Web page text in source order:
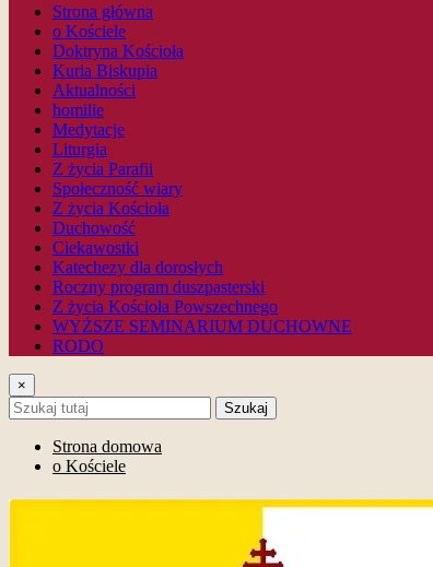
Strona główna
o Kościele
Doktryna Kościoła
Kuria Biskupia
Aktualności
homilie
Medytacje
Liturgia
Z życia Parafii
Społeczność wiary
Z życia Kościoła
Duchowość
Ciekawostki
Katechezy dla dorosłych
Roczny program duszpasterski
Z życia Kościoła Powszechnego
WYŻSZE SEMINARIUM DUCHOWNE
RODO
×
Szukaj
Strona domowa
o Kościele